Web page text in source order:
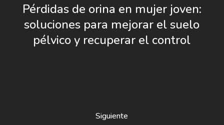
Pérdidas de orina en mujer joven:
soluciones para mejorar el suelo
pélvico y recuperar el control
Siguiente